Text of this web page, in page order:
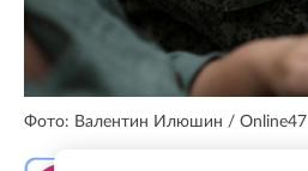
Фото: Валентин Илюшин / Online47